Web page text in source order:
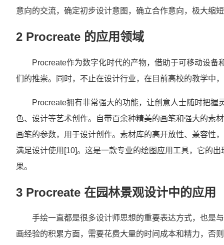
意向的交流，确定初步设计意图，确立合作意向，极大缩
2 Procreate 的应用领域
Procreate作为数字化时代的产物，借助于可移动设
们的推崇。同时，不止在设计行业，在目前高校的教学中
Procreate拥有非常强大的功能，让创意人士随时把
色、设计等艺术创作。自带百余种精美的画笔和强大的素
画笔的参数，用于设计创作。素材库的高开放性、兼容性
满足设计使用[10]。这是一款专业的绘图应用工具，它的
果。
3 Procreate 在园林景观设计中的应用
手绘一直都是很多设计师思想的重要表达方式，也是
画经验的积累方面，需要花费大量的时间成本和精力，否